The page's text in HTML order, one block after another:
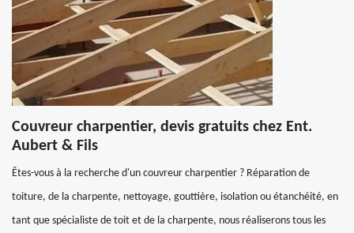
Couvreur charpentier, devis gratuits chez Ent.
Aubert & Fils
Êtes-vous à la recherche d'un couvreur charpentier ? Réparation de
toiture, de la charpente, nettoyage, gouttière, isolation ou étanchéité, en
tant que spécialiste de toit et de la charpente, nous réaliserons tous les